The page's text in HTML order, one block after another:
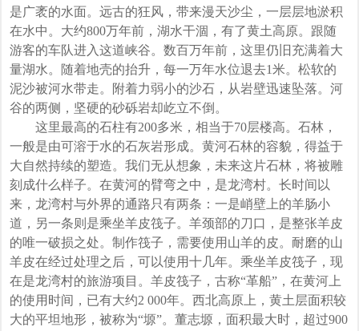
是广袤的水面。远古的狂风，带来漫天沙尘，一层层地淤积
在水中。大约800万年前，湖水干涸，有了黄土高原。跟随
游客的车队进入这道峡谷。数百万年前，这里仍旧充满着大
量湖水。随着地壳的抬升，每一万年水位退去1米。松软的
泥沙被河水带走。附着力弱小的沙石，从岩壁迅速坠落。河
谷的两侧，坚硬的砂砾岩却屹立不倒。
这里最高的石柱有200多米，相当于70层楼高。石林，
一般是由可溶于水的石灰岩形成。黄河石林的容貌，得益于
大自然持续的塑造。我们无从想象，未来这片石林，将被雕
刻成什么样子。在黄河的臂弯之中，是龙湾村。长时间以
来，龙湾村与外界的通路只有两条：一是峭壁上的羊肠小
道，另一条则是乘坐羊皮筏子。羊颈部的刀口，是整张羊皮
的唯一破损之处。制作筏子，需要使用山羊的皮。耐磨的山
羊皮在经过处理之后，可以使用十几年。乘坐羊皮筏子，现
在是龙湾村的旅游项目。羊皮筏子，古称“革船”，在黄河上
的使用时间，已有大约2 000年。西北高原上，黄土层面积较
大的平坦地形，被称为“塬”。董志塬，面积最大时，超过900